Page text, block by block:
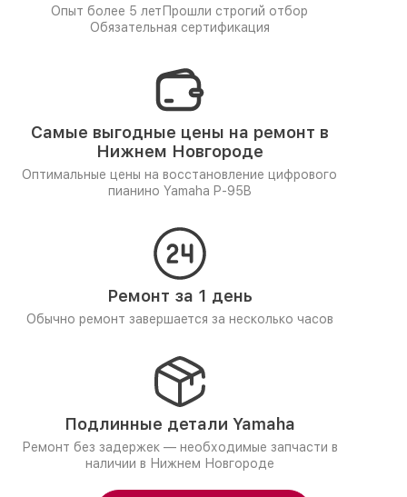
Опыт более 5 лет Прошли строгий отбор
Обязательная сертификация
Самые выгодные цены на ремонт в
Нижнем Новгороде
Оптимальные цены на восстановление цифрового
пианино Yamaha P-95B
Ремонт за 1 день
Обычно ремонт завершается за несколько часов
Подлинные детали Yamaha
Ремонт без задержек — необходимые запчасти в
наличии в Нижнем Новгороде